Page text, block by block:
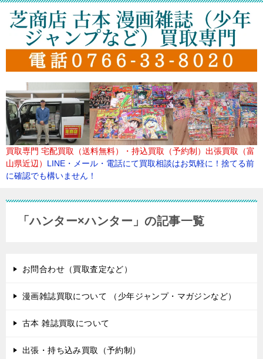
買取専門 宅配買取（送料無料）・持込買取（予約制）出張買取（富
山県近辺） LINE・メール・電話にて買取相談はお気軽に！捨てる前
に確認でも構いません！
「ハンター×ハンター」の記事一覧
お問合わせ（買取査定など）
漫画雑誌買取について （少年ジャンプ・マガジンなど）
古本 雑誌買取について
出張・持ち込み買取（予約制）